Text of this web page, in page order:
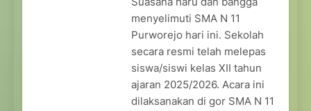
menyelimuti SMA N 11
Purworejo hari ini. Sekolah
secara resmi telah melepas
siswa/siswi kelas XII tahun
ajaran 2025/2026. Acara ini
dilaksanakan di gor SMA N 11